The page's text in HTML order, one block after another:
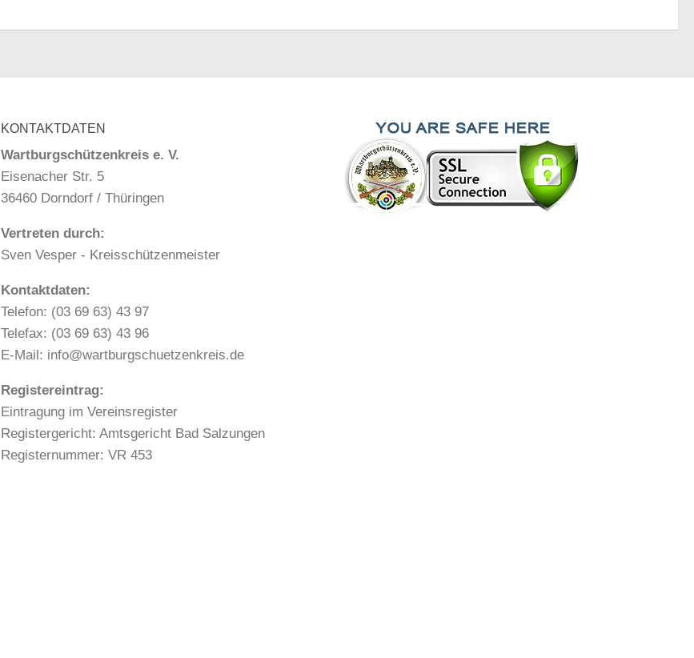
KONTAKTDATEN
Wartburgschützenkreis e. V.
Eisenacher Str. 5
36460 Dorndorf / Thüringen
Vertreten durch:
Sven Vesper - Kreisschützenmeister
Kontaktdaten:
Telefon: (03 69 63) 43 97
Telefax: (03 69 63) 43 96
E-Mail: info@wartburgschuetzenkreis.de
Registereintrag:
Eintragung im Vereinsregister
Registergericht: Amtsgericht Bad Salzungen
Registernummer: VR 453